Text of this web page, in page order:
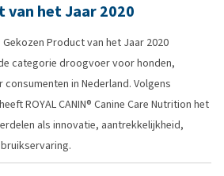
van het Jaar 2020
Product van het Jaar 2020
categorie droogvoer voor honden,
in Nederland. Volgens
ROYAL CANIN® Canine Care Nutrition het
als innovatie, aantrekkelijkheid,